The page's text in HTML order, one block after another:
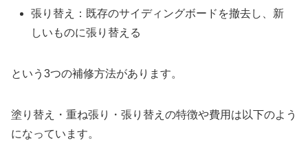
張り替え：既存のサイディングボードを撤去し、新
しいものに張り替える
という3つの補修方法があります。
塗り替え・重ね張り・張り替えの特徴や費用は以下のよう
になっています。